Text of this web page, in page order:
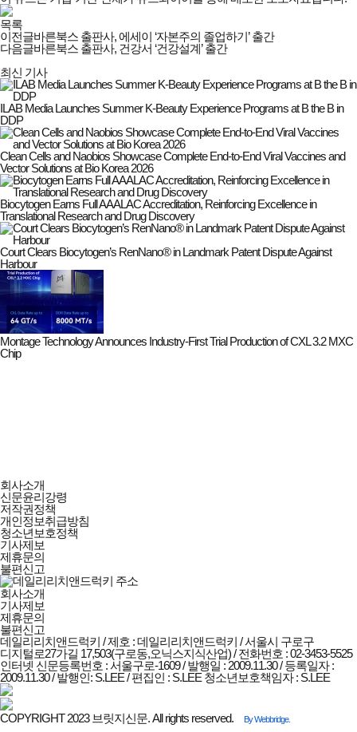
목록
이전글바른북스 출판사, 에세이 ‘자본주의 졸업하기’ 출간
다음글바른북스 출판사, 건강서 ‘건강설계’ 출간
최신 기사
ILAB Media Launches Summer K-Beauty Experience Programs at B the B in
DDP
Clean Cells and Naobios Showcase Complete End-to-End Viral Vaccines and
Vector Solutions at Bio Korea 2026
Biocytogen Earns Full AAALAC Accreditation, Reinforcing Excellence in
Translational Research and Drug Discovery
Court Clears Biocytogen’s RenNano® in Landmark Patent Dispute Against
Harbour
Montage Technology Announces Industry-First Trial Production of CXL 3.2 MXC
Chip
데일리리치앤드럭키
회사소개
및
정책안내
회사소개
신문윤리강령
저작권정책
개인정보취급방침
청소년보호정책
기사제보
제휴문의
불편신고
회사소개
기사제보
제휴문의
불편신고
데일리리치앤드럭키 / 제호 : 데일리리치앤드럭키 /서울시 구로구
디지털로27가길 17,503(구로동,오닉스지식산업) / 전화번호 : 02-3453-5525
인터넷 신문등록번호 : 서울구로-1609 / 발행일 : 2009.11.30 / 등록일자 :
2009.11.30 / 발행인: S.LEE / 편집인 : S.LEE 청소년보호책임자 : S.LEE
COPYRIGHT 2023 브릿지신문. All rights reserved. By Webbridge.